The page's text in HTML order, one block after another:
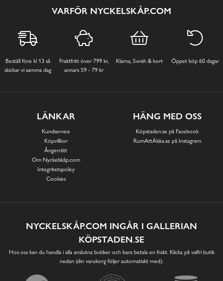
VARFÖR NYCKELSKÅP.COM
Beställ före kl 13 så
skickar vi samma dag
Fraktfritt över 799 kr,
annars 59 - 79 kr
Klarna, Swish & kort Öppet köp 60 dagar
LÄNKAR
Kundservice
Köpvillkor
Ångerrätt
Om Nyckelskåp.com
Integritetspolicy
Cookies
HÄNG MED OSS
Köpstaden.se på Facebook
RumAttÄlska.se på Instagram
NYCKELSKÅP.COM INGÅR I GALLERIAN
KÖPSTADEN.SE
Hos oss kan du handla i alla anslutna butiker och bara betala en frakt. Klicka på valfri butik
nedan (din varukorg följer automatiskt med):